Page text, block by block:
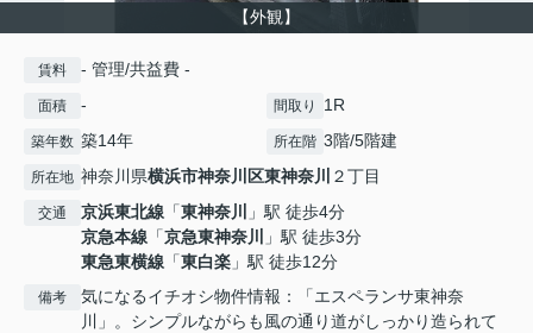
【外観】
賃料 - 管理/共益費 -
面積 - 間取り 1R
築年数 築14年 所在階 3階/5階建
所在地 神奈川県横浜市神奈川区東神奈川 ２丁目
交通 京浜東北線 「東神奈川
」駅 徒歩4分
京急本線 「京急東神奈川
」駅 徒歩3分
東急東横線 「東白楽 」駅 徒歩12分
備考
気になるイチオシ物件情報：「エスペランサ東神奈
川」。シンプルながらも風の通り道がしっかり造られて